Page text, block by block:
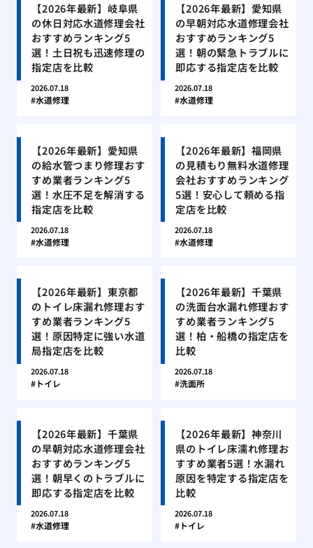
【2026年最新】岐阜県
の休日対応水道修理会社
おすすめランキング5
選！土日祝も迅速修理の
指定店を比較
2026.07.18
水道修理
【2026年最新】愛知県
の早朝対応水道修理会社
おすすめランキング5
選！朝の緊急トラブルに
即応する指定店を比較
2026.07.18
水道修理
【2026年最新】愛知県
の給水管つまり修理おす
すめ業者ランキング5
選！水圧不足を解消する
指定店を比較
2026.07.18
水道修理
【2026年最新】福岡県
の見積もり無料水道修理
会社おすすめランキング
5選！安心して頼める指
定店を比較
2026.07.18
水道修理
【2026年最新】東京都
のトイレ床漏れ修理おす
すめ業者ランキング5
選！原因特定に強い水道
局指定店を比較
2026.07.18
トイレ
【2026年最新】千葉県
の洗面台水漏れ修理おす
すめ業者ランキング5
選！柏・船橋の指定店を
比較
2026.07.18
洗面所
【2026年最新】千葉県
の早朝対応水道修理会社
おすすめランキング5
選！朝早くのトラブルに
即応する指定店を比較
2026.07.18
水道修理
【2026年最新】神奈川
県のトイレ床濡れ修理お
すすめ業者5選！水漏れ
原因を特定する指定店を
比較
2026.07.18
トイレ